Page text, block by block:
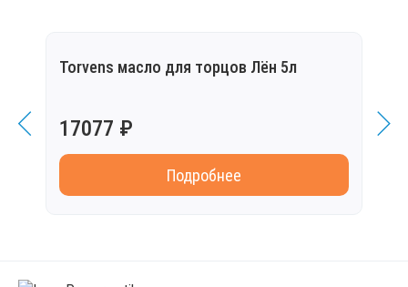
Torvens масло для торцов Лён 5л
17077 ₽
Подробнее